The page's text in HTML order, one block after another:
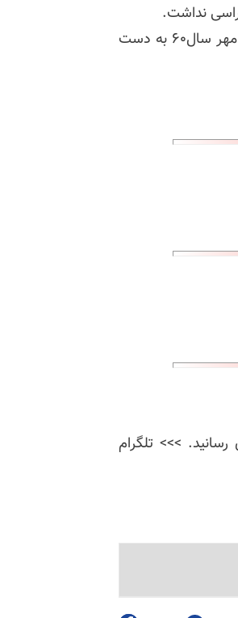
نداشت.
یکروز قبل از شهادتش خانواده‌اش با او ملاقات کردند و در روز بعد در تاریخ ۱مهر سال۶۰ به دست
>>> تلگرام